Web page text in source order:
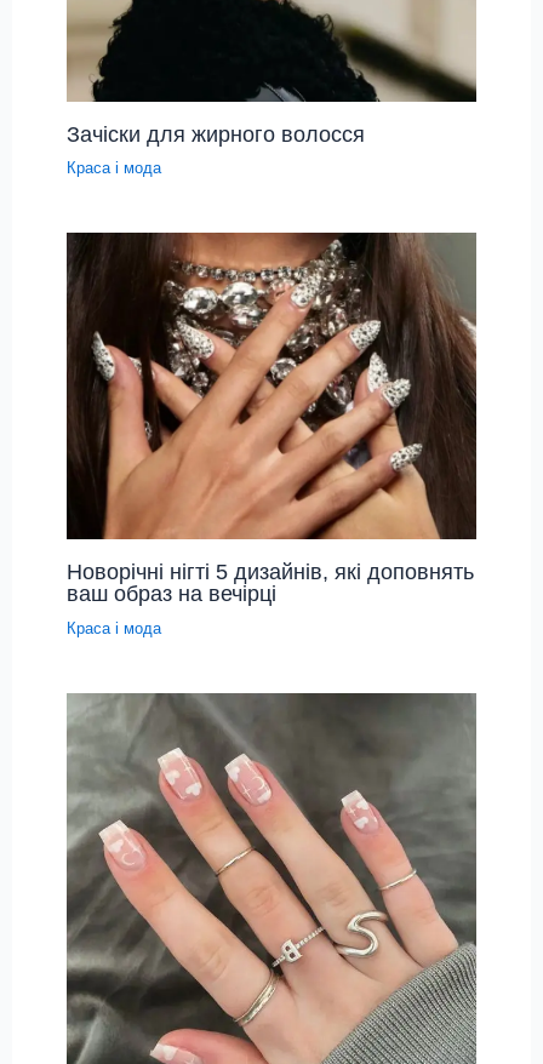
Зачіски для жирного волосся
Краса і мода
Новорічні нігті 5 дизайнів, які доповнять
ваш образ на вечірці
Краса і мода